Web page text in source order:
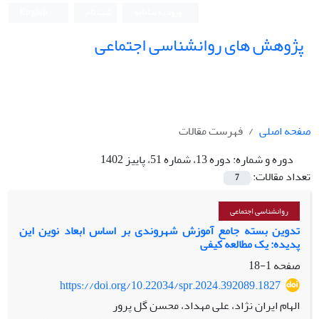
پژوهش های روانشناسی اجتماعی
صفحه اصلی
فهرست مقالات
دوره و شماره:دوره 13، شماره 51، پاییز 1402
تعداد مقالات:
7
روانشناسی اجتماعی
تدوین بسته جامع آموزش شهروندی بر اساس ابعاد نوین این
پدیده: یک مطالعه کیفی
صفحه1-18
https://doi.org/10.22034/spr.2024.392089.1827
الهام ایران نژاد، علی مهداد، محسن گل پرور